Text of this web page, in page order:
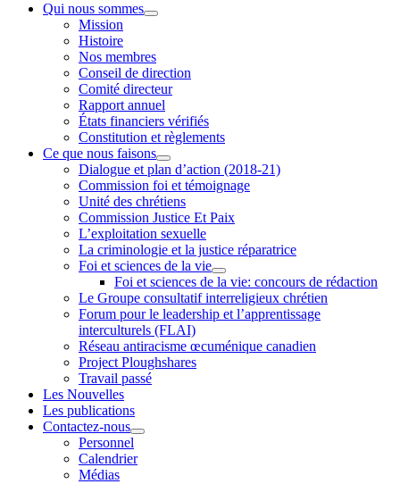
Qui nous sommes
Mission
Histoire
Nos membres
Conseil de direction
Comité directeur
Rapport annuel
États financiers vérifiés
Constitution et règlements
Ce que nous faisons
Dialogue et plan d’action (2018-21)
Commission foi et témoignage
Unité des chrétiens
Commission Justice Et Paix
L’exploitation sexuelle
La criminologie et la justice réparatrice
Foi et sciences de la vie
Foi et sciences de la vie: concours de rédaction
Le Groupe consultatif interreligieux chrétien
Forum pour le leadership et l’apprentissage
interculturels (FLAI)
Réseau antiracisme œcuménique canadien
Project Ploughshares
Travail passé
Les Nouvelles
Les publications
Contactez-nous
Personnel
Calendrier
Médias